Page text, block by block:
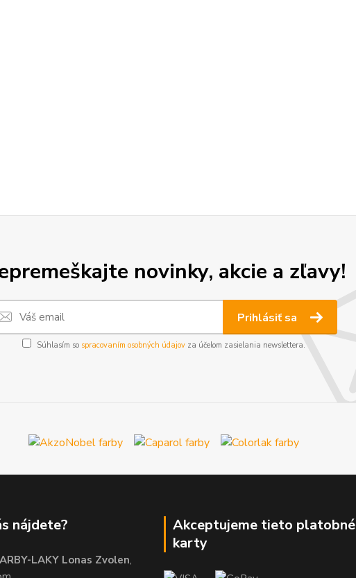
novinky, akcie a zľavy!
Prihlásiť sa
Súhlasím so spracovaním osobných údajov za účelom zasielania newslettera.
nájdete?
LAKY Lonas Zvolen,
Akceptujeme tieto platobné
karty